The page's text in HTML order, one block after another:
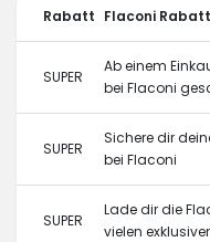
Rabatt Flaconi
SUPER
Ab einem
bei Flaconi
SUPER
Sichere dir
bei Flaconi
SUPER
Lade dir die
vielen